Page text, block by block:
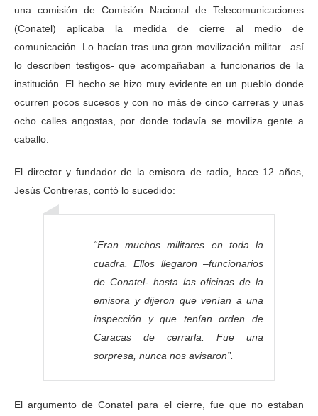
una comisión de Comisión Nacional de Telecomunicaciones
(Conatel) aplicaba la medida de cierre al medio de
comunicación. Lo hacían tras una gran movilización militar –así
lo describen testigos- que acompañaban a funcionarios de la
institución. El hecho se hizo muy evidente en un pueblo donde
ocurren pocos sucesos y con no más de cinco carreras y unas
ocho calles angostas, por donde todavía se moviliza gente a
caballo.
El director y fundador de la emisora de radio, hace 12 años,
Jesús Contreras, contó lo sucedido:
“Eran muchos militares en toda la
cuadra. Ellos llegaron –funcionarios
de Conatel- hasta las oficinas de la
emisora y dijeron que venían a una
inspección y que tenían orden de
Caracas de cerrarla. Fue una
sorpresa, nunca nos avisaron”.
El argumento de Conatel para el cierre, fue que no estaban